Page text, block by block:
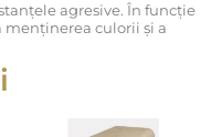
agresive. În funcție
culorii și a